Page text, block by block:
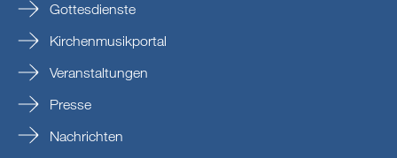
Gottesdienste
Kirchenmusikportal
Veranstaltungen
Presse
Nachrichten